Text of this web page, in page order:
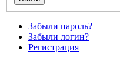
Забыли пароль?
Забыли логин?
Регистрация